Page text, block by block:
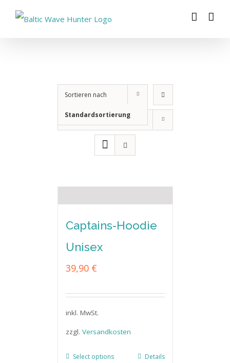
Sortieren nach
Standardsortierung
Zeige12 Produkte
Captains-Hoodie
Unisex
39,90 €
inkl. MwSt.
zzgl. Versandkosten
Select options Details